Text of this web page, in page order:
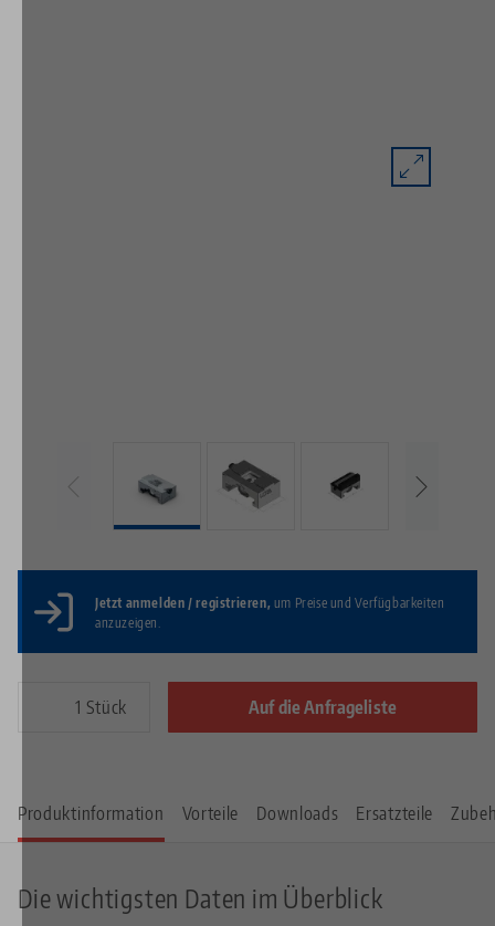
Jetzt anmelden / registrieren,um Preise und Verfügbarkeiten
anzuzeigen.
Stück Auf die Anfrageliste
Produktinformation Vorteile Downloads Ersatzteile
Die wichtigsten Daten im Überblick